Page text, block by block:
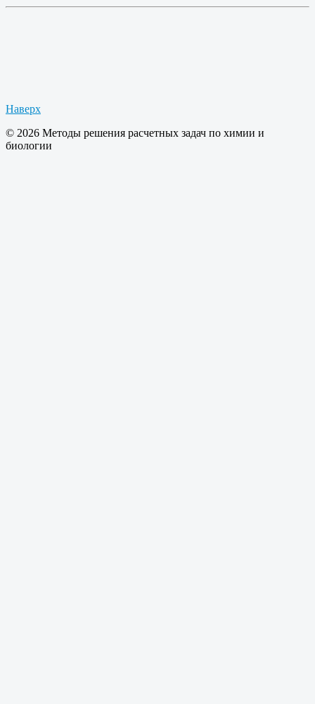
Наверх
© 2026 Методы решения расчетных задач по химии и
биологии